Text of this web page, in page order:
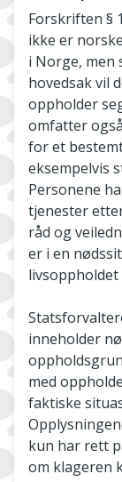
Forskriften §
ikke er
i Norge, men
hovedsak vil
oppholder
omfatter
for et
eksempelvis
Personene
tjenester
råd og
er i en
livsoppholdet
inneholder
med
faktiske
kun har rett
om klageren